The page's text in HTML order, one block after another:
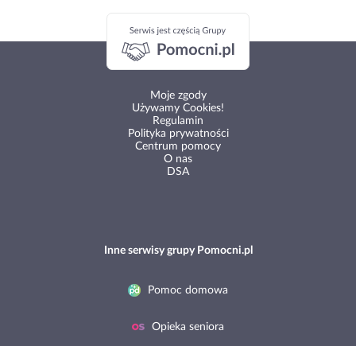
Moje zgody
Używamy Cookies!
Regulamin
Polityka prywatności
Centrum pomocy
O nas
DSA
Inne serwisy grupy Pomocni.pl
Pomoc domowa
Opieka seniora